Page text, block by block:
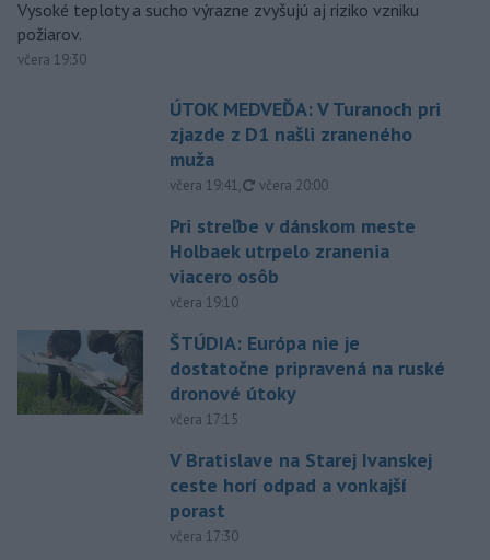
Vysoké teploty a sucho výrazne zvyšujú aj riziko vzniku
požiarov.
včera 19:30
ÚTOK MEDVEĎA: V Turanoch pri
zjazde z D1 našli zraneného
muža
včera 19:41, aktualizované
včera 20:00
Pri streľbe v dánskom meste
Holbaek utrpelo zranenia
viacero osôb
včera 19:10
ŠTÚDIA: Európa nie je
dostatočne pripravená na ruské
dronové útoky
včera 17:15
V Bratislave na Starej Ivanskej
ceste horí odpad a vonkajší
porast
včera 17:30